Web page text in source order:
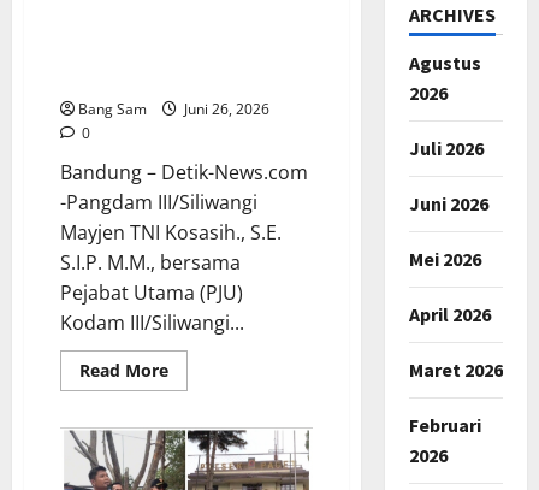
Bang Sam
Juni 26, 2026
0
Bandung – Detik-News.com
-Pangdam III/Siliwangi
Mayjen TNI Kosasih., S.E.
S.I.P. M.M., bersama
Pejabat Utama (PJU)
Kodam III/Siliwangi...
Read MoreRead
more
Kodam
III/Siliwangi
dan
ARCHIVES
Agustus
2026
Juli 2026
Juni 2026
Mei 2026
April 2026
Maret 2026
Februari
2026